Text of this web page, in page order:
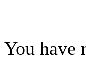
You have